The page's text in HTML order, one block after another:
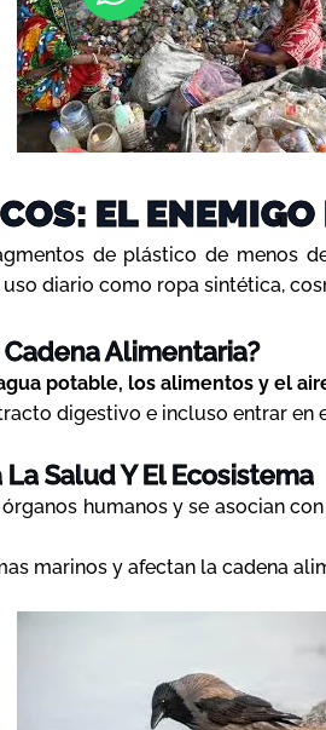
EL
de plástico de menos
diario como ropa sintética,
Alimentaria?
potable, los alimentos y el
digestivo e incluso entrar en
Salud Y El Ecosistema
humanos y se asocian con
marinos y afectan la cadena